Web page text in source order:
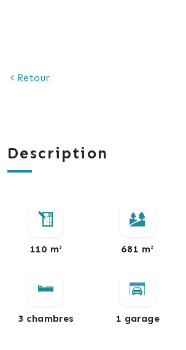
Retour
Description
110 m² 681 m²
3 chambres 1 garage